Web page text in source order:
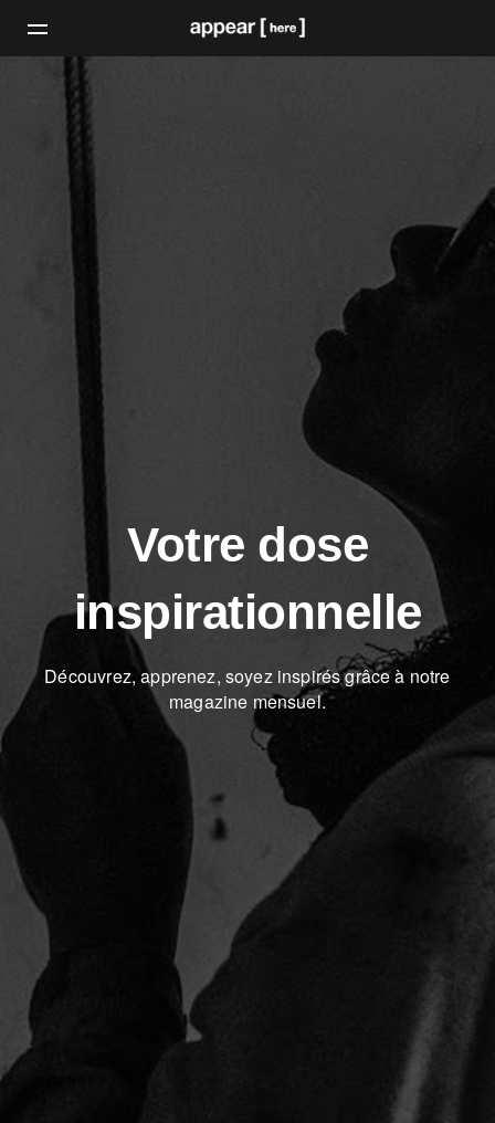
Votre dose
inspirationnelle
Découvrez, apprenez, soyez inspirés grâce à notre
magazine mensuel.